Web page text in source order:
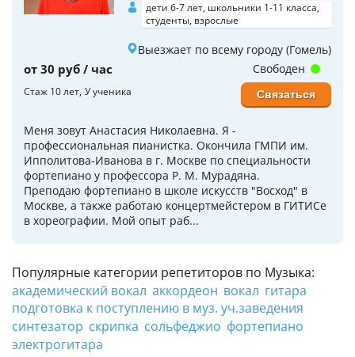
Популярные категории репетиторов по Музыка:
академический вокал аккордеон вокал гитара
подготовка к поступлению в муз. уч.заведения
синтезатор скрипка сольфеджио фортепиано
электрогитара
дети 6-7 лет, школьники 1-11 класса,
студенты, взрослые
Выезжает по всему городу (Гомель)
от 30 руб / час
Стаж 10 лет У ученика
Меня зовут Анастасия Николаевна. Я -
профессиональная пианистка. Окончила ГМПИ им.
Ипполитова-Иванова в г. Москве по специальности
фортепиано у профессора Р. М. Мурадяна.
Преподаю фортепиано в школе искусств "Восход" в
Москве, а также работаю концертмейстером в ГИТИСе
в хореографии. Мой опыт раб...
Свободен
Связаться